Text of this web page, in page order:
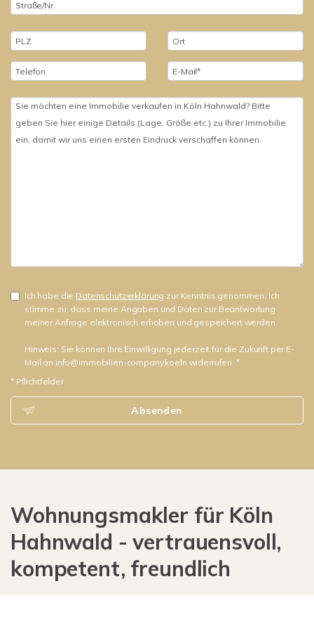
Ich habe die Datenschutzerklärung zur Kenntnis genommen. Ich
stimme zu, dass meine Angaben und Daten zur Beantwortung
meiner Anfrage elektronisch erhoben und gespeichert werden.
Hinweis: Sie können Ihre Einwilligung jederzeit für die Zukunft per E-
Mail an info@immobilien-company.koeln widerrufen. *
* Pflichtfelder
Absenden
Wohnungsmakler für Köln
Hahnwald - vertrauensvoll,
kompetent, freundlich